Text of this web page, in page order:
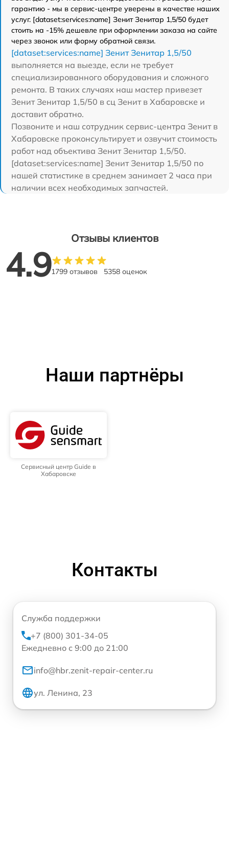
гарантию - мы в сервис-центре уверены в качестве наших
услуг. [dataset:services:name] Зенит Зенитар 1,5/50 будет
стоить на -15% дешевле при оформлении заказа на сайте
через звонок или форму обратной связи.
[dataset:services:name] Зенит Зенитар 1,5/50
выполняется на выезде, если не требует
специализированного оборудования и сложного
ремонта. В таких случаях наш мастер привезет
Зенит Зенитар 1,5/50 в сц Зенит в Хабаровске и
доставит обратно.
Позвоните и наш сотрудник сервис-центра Зенит в
Хабаровске проконсультирует и озвучит стоимость
работ над объектива Зенит Зенитар 1,5/50.
[dataset:services:name] Зенит Зенитар 1,5/50 по
нашей статистике в среднем занимает 2 часа при
наличии всех необходимых запчастей.
Отзывы клиентов
4.91799 отзывов 5358 оценок
Наши партнёры
Сервисный центр Guide в
Хабаровске
Контакты
Служба поддержки
+7 (800) 301-34-05
Ежедневно с 9:00 до 21:00
info@hbr.zenit-repair-center.ru
ул. Ленина, 23